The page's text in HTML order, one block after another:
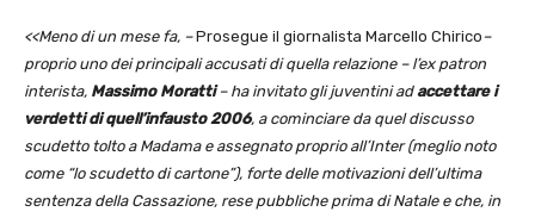
<<Meno di un mese fa, –Prosegue il giornalista Marcello Chirico –
proprio uno dei principali accusati di quella relazione – l’ex patron
interista, Massimo Moratti– ha invitato gli juventini adaccettare i
verdetti di quell’infausto 2006, a cominciare da quel discusso
scudetto tolto a Madama e assegnato proprio all’Inter (meglio noto
come “lo scudetto di cartone”), forte delle motivazioni dell’ultima
sentenza della Cassazione, rese pubbliche prima di Natale e che, in